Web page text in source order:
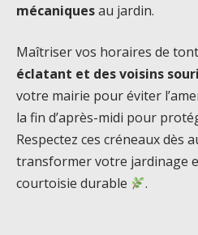
mécaniquesau jardin.
Maîtriser vos horaires de
éclatant et des voisins
votre mairie pour éviter
la fin d’après-midi pour
Respectez ces créneaux dès
transformer votre jardinage
courtoisie durable
.